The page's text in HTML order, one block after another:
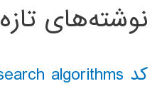
نوشته‌های تازه
کد classical AI search algorithms